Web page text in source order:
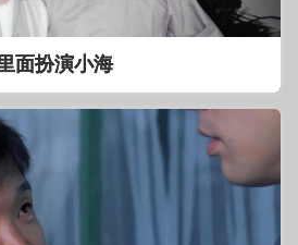
面扮演小海